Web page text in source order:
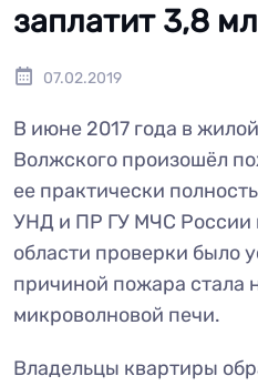
заплатит 3,8
07.02.2019
В июне 2017 года в
Волжского произошёл
ее практически
УНД и ПР ГУ МЧС России
области проверки было
причиной пожара стала
микроволновой печи.
Владельцы квартиры